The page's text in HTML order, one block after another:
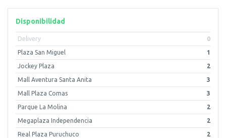
Disponibilidad
Delivery 0
Plaza San Miguel 1
Jockey Plaza 2
Mall Aventura Santa Anita 3
Mall Plaza Comas 3
Parque La Molina 2
Megaplaza Independencia 2
Real Plaza Puruchuco 2